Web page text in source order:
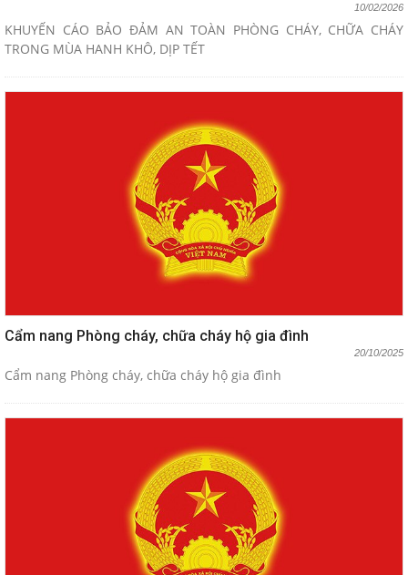
10/02/2026
KHUYẾN CÁO BẢO ĐẢM AN TOÀN PHÒNG CHÁY, CHỮA CHÁY
TRONG MÙA HANH KHÔ, DỊP TẾT
Cẩm nang Phòng cháy, chữa cháy hộ gia đình
20/10/2025
Cẩm nang Phòng cháy, chữa cháy hộ gia đình